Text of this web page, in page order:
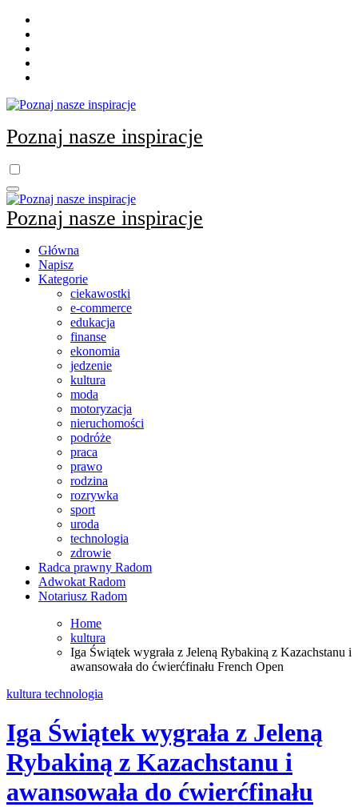
Skip
content
Poznaj nasze inspiracje
Poznaj nasze inspiracje
Główna
Napisz
Kategorie
ciekawostki
e-commerce
edukacja
finanse
ekonomia
jedzenie
kultura
moda
motoryzacja
nieruchomości
podróże
praca
prawo
rodzina
rozrywka
sport
uroda
technologia
zdrowie
Radca prawny Radom
Adwokat Radom
Notariusz Radom
Home
kultura
Iga Świątek wygrała z Jeleną Rybakiną z Kazachstanu i
awansowała do ćwierćfinału French Open
kultura technologia
Iga Świątek wygrała z Jeleną
Rybakiną z Kazachstanu i
awansowała do ćwierćfinału